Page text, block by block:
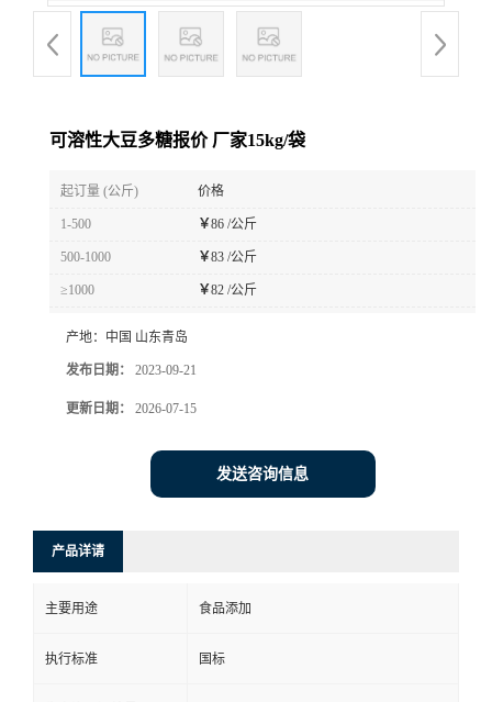
可溶性大豆多糖报价 厂家15kg/袋
起订量 (公斤) 价格
1-500 ￥86 /公斤
500-1000 ￥83 /公斤
≥1000 ￥82 /公斤
产地： 中国 山东青岛
发布日期： 2023-09-21
更新日期： 2026-07-15
发送咨询信息
产品详请
主要用途 食品添加
执行标准 国标